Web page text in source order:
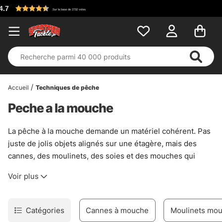
Accueil Techniques de pêche
Peche a la mouche
La pêche à la mouche demande un matériel cohérent. Pas
juste de jolis objets alignés sur une étagère, mais des
cannes, des moulinets, des soies et des mouches qui
rassemble un choix sérieux d’équipement pour les
calmement, avec des solutions utiles pour la rivière, les
lacs et les longues journées au bord de l’eau.
Voir plus
Catégories Cannes à mouche Moulinets